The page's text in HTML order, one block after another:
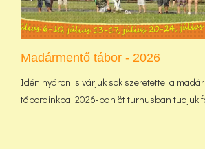
Madármentő tábor - 2026
Idén nyáron is várjuk sok szeretettel a
táborainkba! 2026-ban öt turnusban tudjuk